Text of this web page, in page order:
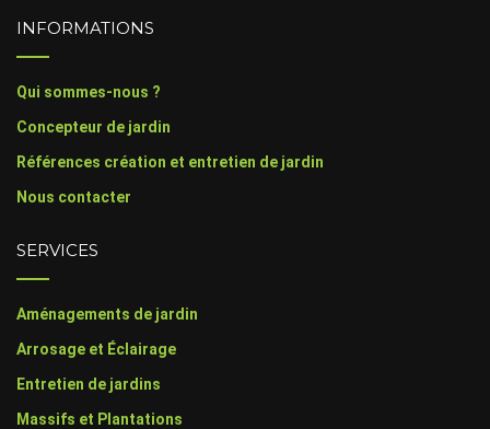
INFORMATIONS
Qui sommes-nous ?
Concepteur de jardin
Références création et entretien de jardin
Nous contacter
SERVICES
Aménagements de jardin
Arrosage et Éclairage
Entretien de jardins
Massifs et Plantations